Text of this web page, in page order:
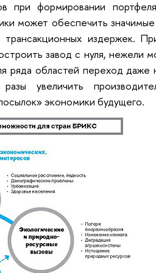
при формировании
может обеспечить
издержек.
завод с нуля, нежели
областей переход даже
увеличить
экономики будущего.